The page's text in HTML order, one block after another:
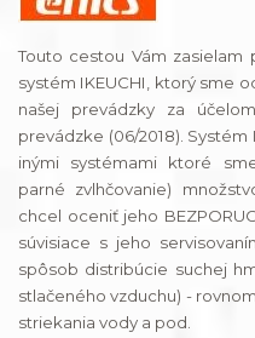
Touto cestou Vám zasielam
systém IKEUCHI, ktorý sme
našej prevádzky za
prevádzke (06/2018).
inými systémami ktoré
parné zvlhčovanie)
chcel oceniť jeho
súvisiace s jeho
spôsob distribúcie suchej
stlačeného vzduchu) -
striekania vody a pod.